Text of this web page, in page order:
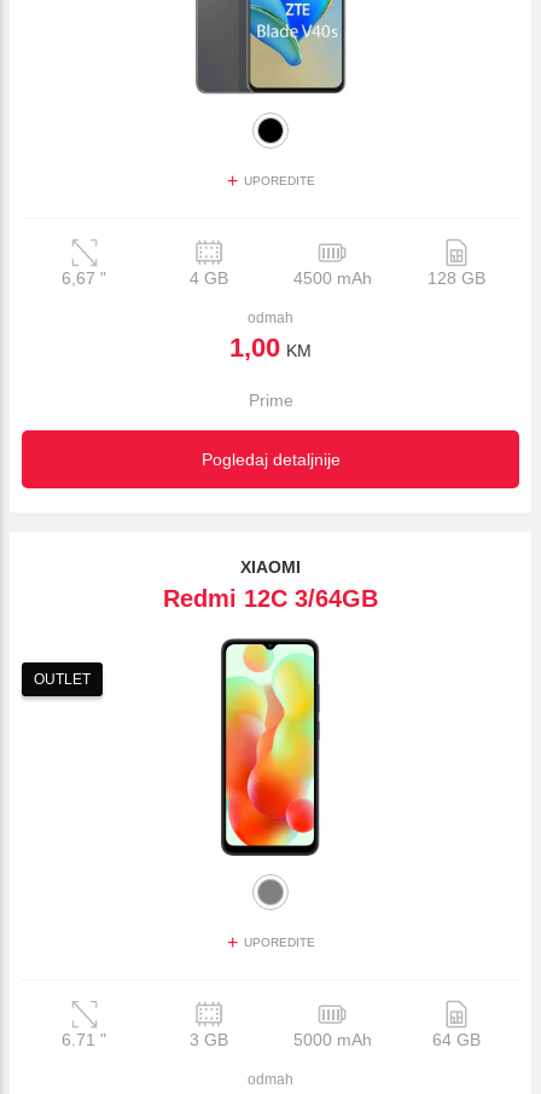
+ UPOREDITE
6,67" 4 GB 4500 mAh 128 GB
odmah
1,00 KM
Prime
Pogledaj detaljnije
XIAOMI
Redmi 12C 3/64GB
OUTLET
+ UPOREDITE
6.71" 3 GB 5000 mAh 64 GB
odmah